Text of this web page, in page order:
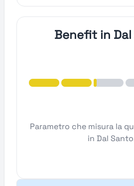
Benefit in
Parametro che misura la
in Dal